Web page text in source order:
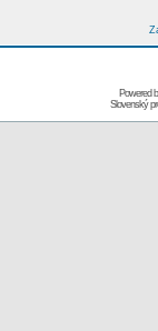
Powered
Slovenský